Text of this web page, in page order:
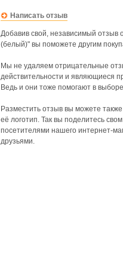
Написать отзыв
Добавив свой, независимый отзыв
(белый)" вы поможете другим
Мы не удаляем отрицательные
действительности и являющиеся
Ведь и они тоже помогают в
Разместить отзыв вы можете
её логотип. Так вы поделитесь
посетителями нашего интернет-
друзьями.